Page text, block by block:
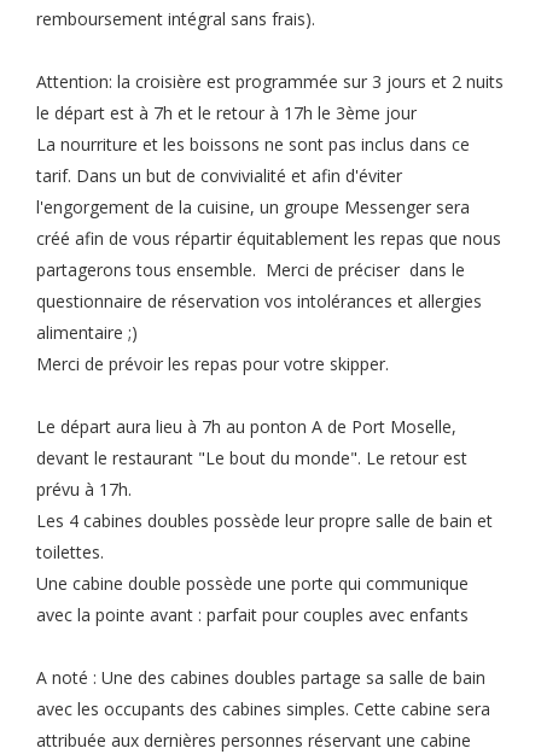
remboursement intégral sans frais).
Attention: la croisière est programmée sur 3 jours et 2 nuits
le départ est à 7h et le retour à 17h le 3ème jour
La nourriture et les boissons ne sont pas inclus dans ce
tarif. Dans un but de convivialité et afin d'éviter
l'engorgement de la cuisine, un groupe Messenger sera
créé afin de vous répartir équitablement les repas que nous
partagerons tous ensemble. Merci de préciser dans le
questionnaire de réservation vos intolérances et allergies
alimentaire ;)
Merci de prévoir les repas pour votre skipper.
Le départ aura lieu à 7h au ponton A de Port Moselle,
devant le restaurant "Le bout du monde". Le retour est
prévu à 17h.
Les 4 cabines doubles possède leur propre salle de bain et
toilettes.
Une cabine double possède une porte qui communique
avec la pointe avant : parfait pour couples avec enfants
A noté : Une des cabines doubles partage sa salle de bain
avec les occupants des cabines simples. Cette cabine sera
attribuée aux dernières personnes réservant une cabine